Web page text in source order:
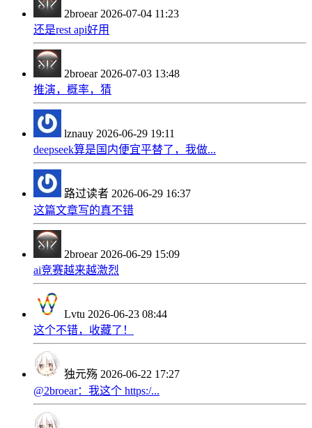
2broear 2026-07-04 11:23
还是rest api好用
2broear 2026-07-03 13:48
推演，概率，猜
lznauy 2026-06-29 19:11
deepseek算是国内便宜平替了，我做...
路过读者 2026-06-29 16:37
这篇文章写的真不错
2broear 2026-06-29 15:09
ai竞赛越来越激烈
Lvtu 2026-06-23 08:44
这个不错，收藏了！
独元殇 2026-06-22 17:27
@2broear：我这个 https:/...